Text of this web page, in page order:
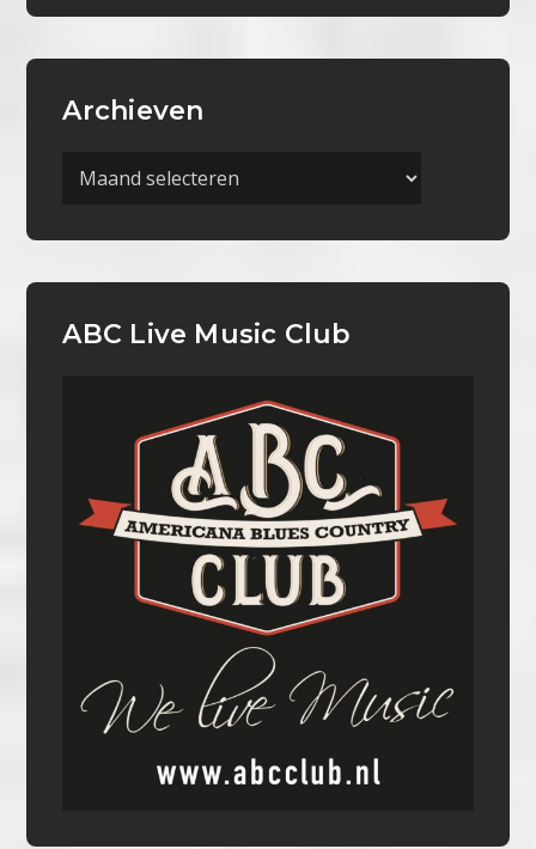
Archieven
Archieven
ABC Live Music Club